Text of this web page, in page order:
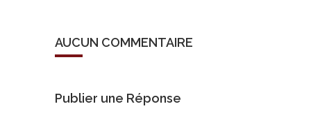
AUCUN COMMENTAIRE
Publier une Réponse